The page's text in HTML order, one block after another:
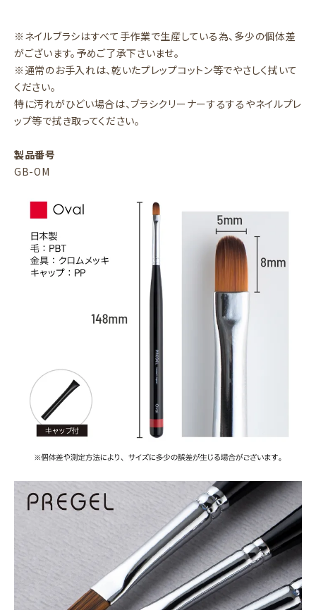
※ネイルブラシはすべて手作業で生産している為、多少の個体差
がございます。予めご了承下さいませ。
※通常のお手入れは、乾いたプレップコットン等でやさしく拭いて
ください。
特に汚れがひどい場合は、ブラシクリーナーするするやネイルプレ
ップ等で拭き取ってください。
製品番号
GB-OM